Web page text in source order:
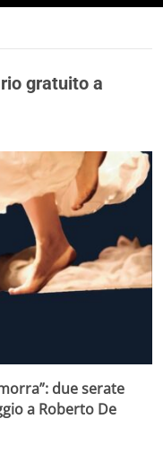
gratuito a
due serate
a Roberto De